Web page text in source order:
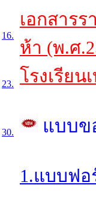
16.
23.
30.
เอกสาร
ห้า (พ.ศ
โรงเรีย
แบบข
1.แบบฟ